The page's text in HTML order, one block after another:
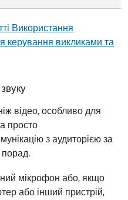
Використання
керування викликами та
відео, особливо для
просто
з аудиторією за
мікрофон або, якщо
або інший пристрій,